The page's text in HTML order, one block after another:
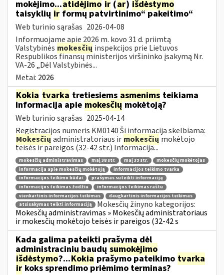
mokėjimo...atidėjimo ir (ar) išdėstymo
taisyklių ir formų patvirtinimo“ pakeitimo“
Web turinio sąrašas 2026-04-08
Informuojame apie 2026 m. kovo 31 d. priimtą
Valstybinės mokesčių inspekcijos prie Lietuvos
Respublikos finansų ministerijos viršininko įsakymą Nr.
VA-26 „Dėl Valstybinės...
Metai: 2026
Kokia tvarka tretiesiems asmenims teikiama
informacija apie mokesčiųmokėtoją?
Web turinio sąrašas 2025-04-14
Registracijos numeris KM0140 Ši informacija skelbiama:
Mokesčių administratoriaus ir mokesčių mokėtojo
teisės ir pareigos (32-42 str.) Informacija...
mokesčių administravimas maį 38 str. maį 39 str.
mokesčių mokėtojas
informacija apie mokesčių mokėtoją
informacijos teikimo tvarka
informacijos teikimo būdai
prašymas suteikti informaciją
informacijos teikimas žodžiu
informacijos teikimas raštu
vienkartinis informacijos teikimas
daugkartinis informacijos teikimas
atsisakymas teikti informaciją
Mokesčių žinyno kategorijos:
Mokesčių administravimas » Mokesčių administratoriaus
ir mokesčių mokėtojo teisės ir pareigos (32-42 s
Kada galima pateikti prašymą dėl
administracinių baudų sumokėjimo
išdėstymo?...Kokia prašymo pateikimo tvarka
irkoks sprendimo priėmimo terminas?